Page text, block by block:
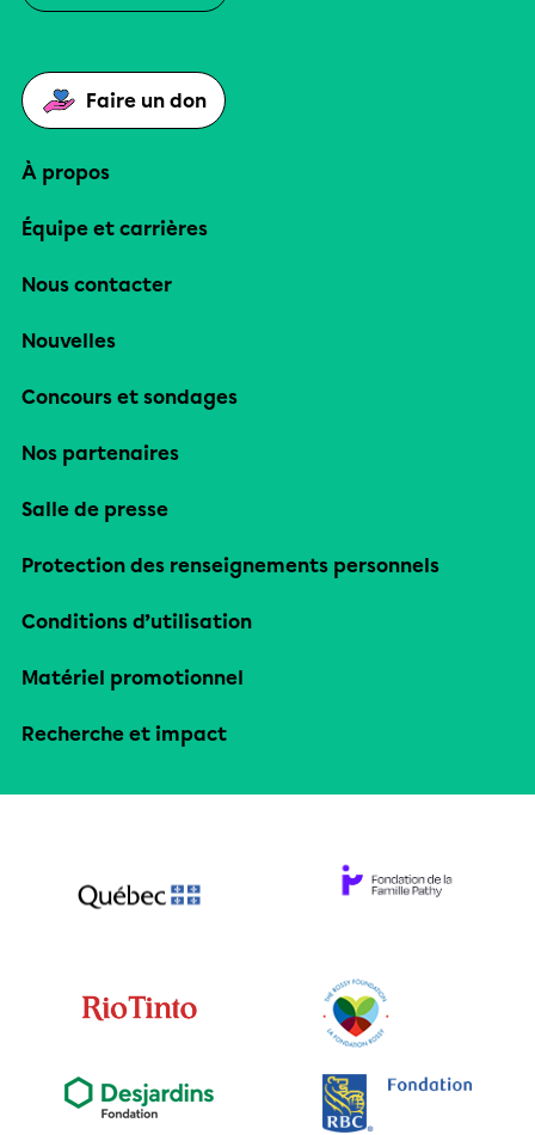
Faire un don
À propos
Équipe et carrières
Nous contacter
Nouvelles
Concours et sondages
Nos partenaires
Salle de presse
Protection des renseignements personnels
Conditions d’utilisation
Matériel promotionnel
Recherche et impact